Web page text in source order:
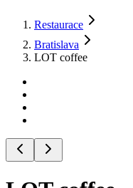
Restaurace
Bratislava
LOT coffee